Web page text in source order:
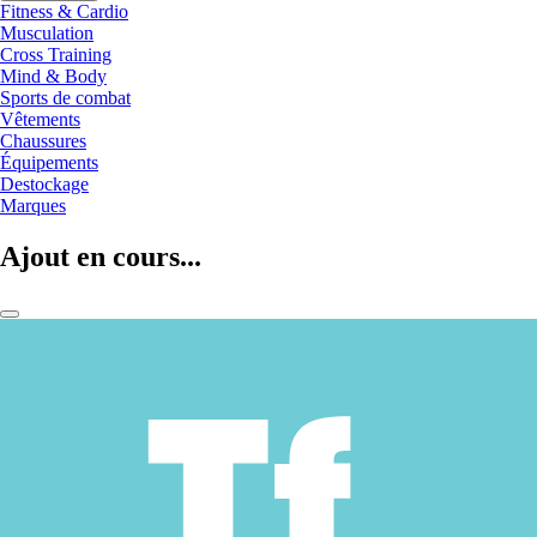
Fitness & Cardio
Musculation
Cross Training
Mind & Body
Sports de combat
Vêtements
Chaussures
Équipements
Destockage
Marques
Ajout en cours...